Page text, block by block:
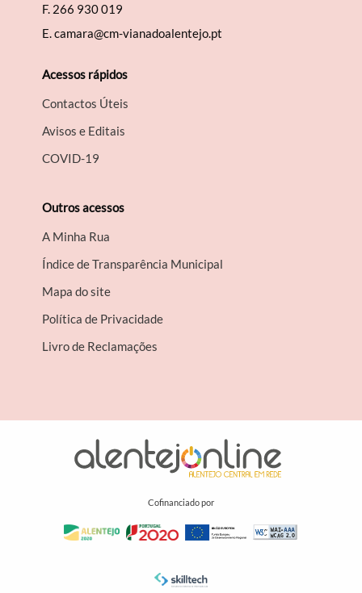
F. 266 930 019
E.camara@cm-vianadoalentejo.pt
Acessos rápidos
Contactos Úteis
Avisos e Editais
COVID-19
Outros acessos
A Minha Rua
Índice de Transparência Municipal
Mapa do site
Política de Privacidade
Livro de Reclamações
Cofinanciado por